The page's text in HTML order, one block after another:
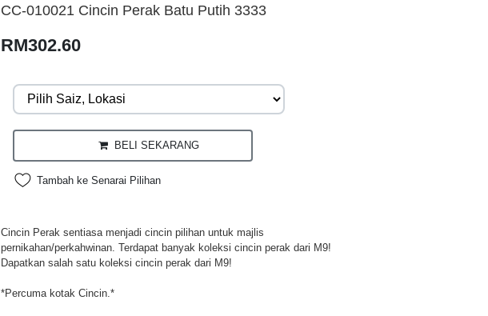
CC-010021 Cincin Perak Batu Putih 3333
RM302.60
BELI SEKARANG
Tambah ke Senarai Pilihan
Cincin Perak sentiasa menjadi cincin pilihan untuk majlis
pernikahan/perkahwinan. Terdapat banyak koleksi cincin perak dari M9!
Dapatkan salah satu koleksi cincin perak dari M9!
*Percuma kotak Cincin.*